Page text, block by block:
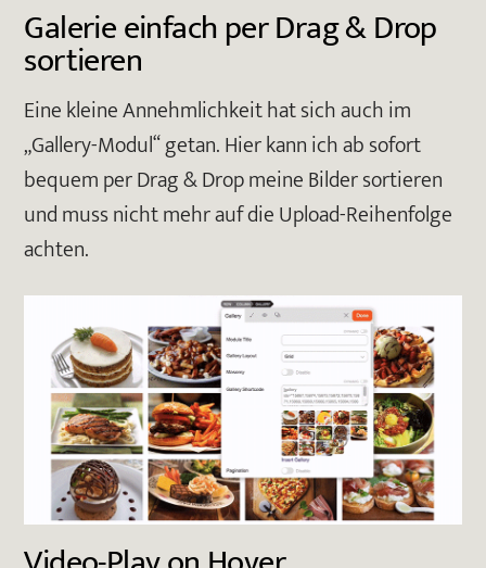
Galerie einfach per Drag & Drop
sortieren
Eine kleine Annehmlichkeit hat sich auch im
„Gallery-Modul“ getan. Hier kann ich ab sofort
bequem per Drag & Drop meine Bilder sortieren
und muss nicht mehr auf die Upload-Reihenfolge
achten.